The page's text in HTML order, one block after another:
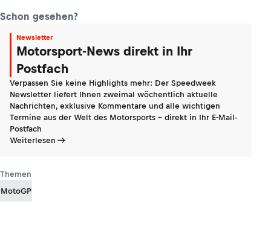
Schon gesehen?
Newsletter
Motorsport-News direkt in Ihr
Postfach
Verpassen Sie keine Highlights mehr: Der Speedweek
Newsletter liefert Ihnen zweimal wöchentlich aktuelle
Nachrichten, exklusive Kommentare und alle wichtigen
Termine aus der Welt des Motorsports - direkt in Ihr E-Mail-
Postfach
Weiterlesen
Themen
MotoGP